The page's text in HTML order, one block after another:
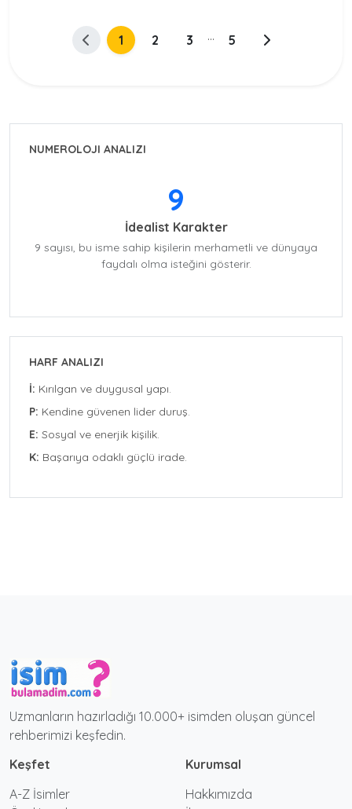
1 2 3 ... 5
NUMEROLOJI ANALIZI
9
İdealist Karakter
9 sayısı, bu isme sahip kişilerin merhametli ve dünyaya
faydalı olma isteğini gösterir.
HARF ANALIZI
İ: Kırılgan ve duygusal yapı.
P: Kendine güvenen lider duruş.
E: Sosyal ve enerjik kişilik.
K: Başarıya odaklı güçlü irade.
Uzmanların hazırladığı 10.000+ isimden oluşan güncel
rehberimizi keşfedin.
Keşfet
A-Z İsimler
Kurumsal
Hakkımızda